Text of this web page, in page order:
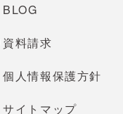
BLOG
資料請求
個人情報保護方針
サイトマップ